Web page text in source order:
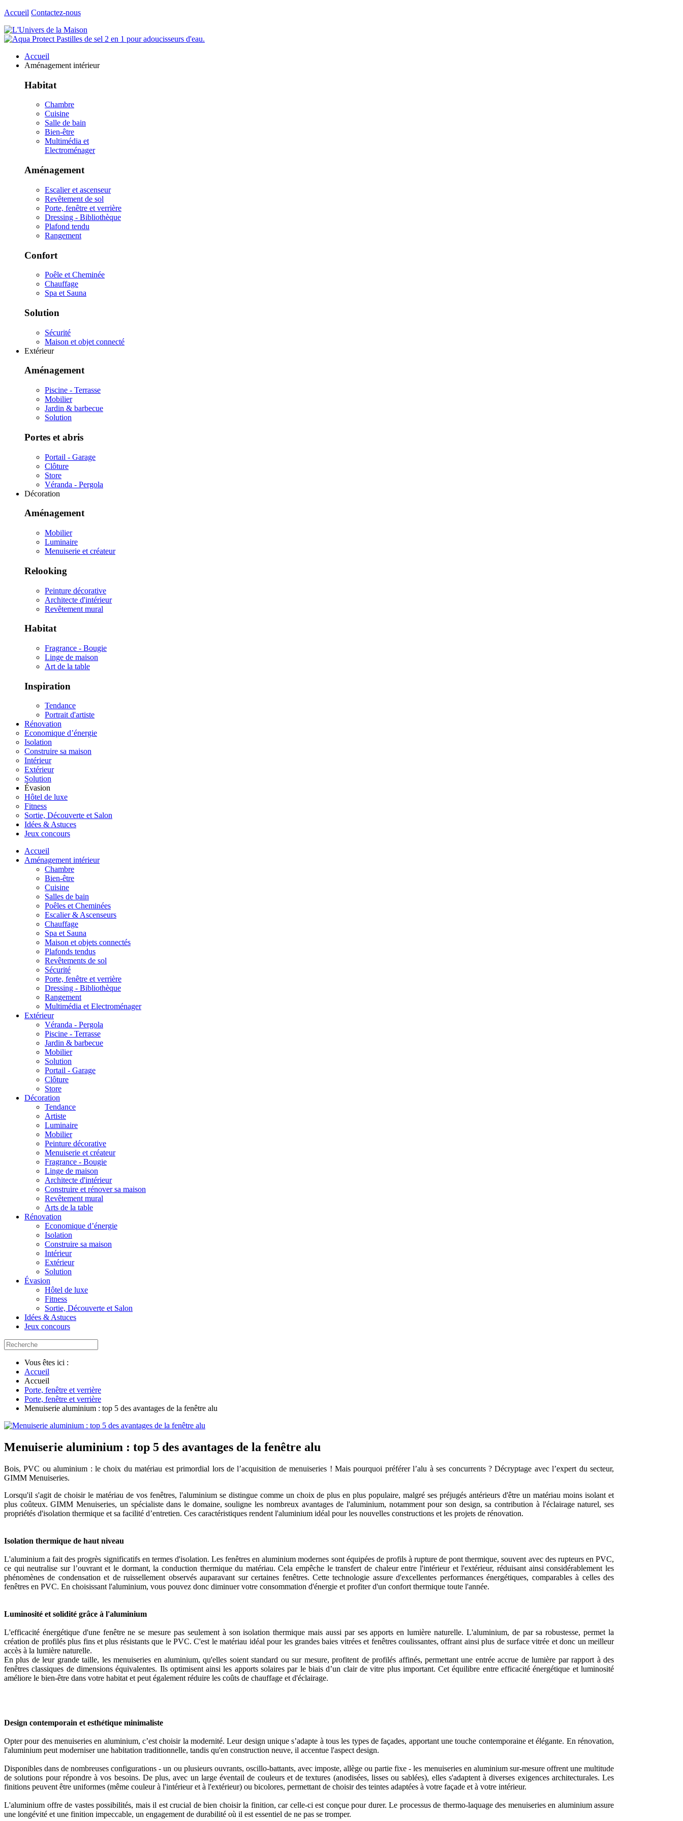
Accueil Contactez-nous
Accueil
Aménagement intérieur
Habitat
Chambre
Cuisine
Salle de bain
Bien-être
Multimédia et
Electroménager
Aménagement
Escalier et ascenseur
Revêtement de sol
Porte, fenêtre et verrière
Dressing - Bibliothèque
Plafond tendu
Rangement
Confort
Poêle et Cheminée
Chauffage
Spa et Sauna
Solution
Sécurité
Maison et objet connecté
Extérieur
Aménagement
Piscine - Terrasse
Mobilier
Jardin & barbecue
Solution
Portes et abris
Portail - Garage
Clôture
Store
Véranda - Pergola
Décoration
Aménagement
Mobilier
Luminaire
Menuiserie et créateur
Relooking
Peinture décorative
Architecte d'intérieur
Revêtement mural
Habitat
Fragrance - Bougie
Linge de maison
Art de la table
Inspiration
Tendance
Portrait d'artiste
Rénovation
Economique d’énergie
Isolation
Construire sa maison
Intérieur
Extérieur
Solution
Évasion
Hôtel de luxe
Fitness
Sortie, Découverte et Salon
Idées & Astuces
Jeux concours
Accueil
Aménagement intérieur
Chambre
Bien-être
Cuisine
Salles de bain
Poêles et Cheminées
Escalier & Ascenseurs
Chauffage
Spa et Sauna
Maison et objets connectés
Plafonds tendus
Revêtements de sol
Sécurité
Porte, fenêtre et verrière
Dressing - Bibliothèque
Rangement
Multimédia et Electroménager
Extérieur
Véranda - Pergola
Piscine - Terrasse
Jardin & barbecue
Mobilier
Solution
Portail - Garage
Clôture
Store
Décoration
Tendance
Artiste
Luminaire
Mobilier
Peinture décorative
Menuiserie et créateur
Fragrance - Bougie
Linge de maison
Architecte d'intérieur
Construire et rénover sa maison
Revêtement mural
Arts de la table
Rénovation
Economique d’énergie
Isolation
Construire sa maison
Intérieur
Extérieur
Solution
Évasion
Hôtel de luxe
Fitness
Sortie, Découverte et Salon
Idées & Astuces
Jeux concours
Vous êtes ici :
Accueil
Accueil
Porte, fenêtre et verrière
Porte, fenêtre et verrière
Menuiserie aluminium : top 5 des avantages de la fenêtre alu
Menuiserie aluminium : top 5 des avantages de la fenêtre alu
Bois, PVC ou aluminium : le choix du matériau est primordial lors de l’acquisition de menuiseries ! Mais pourquoi préférer l’alu à ses concurrents ? Décryptage avec l’expert du secteur,
GIMM Menuiseries.
Lorsqu'il s'agit de choisir le matériau de vos fenêtres, l'aluminium se distingue comme un choix de plus en plus populaire, malgré ses préjugés antérieurs d'être un matériau moins isolant et
plus coûteux. GIMM Menuiseries, un spécialiste dans le domaine, souligne les nombreux avantages de l'aluminium, notamment pour son design, sa contribution à l'éclairage naturel, ses
propriétés d'isolation thermique et sa facilité d’entretien. Ces caractéristiques rendent l'aluminium idéal pour les nouvelles constructions et les projets de rénovation.
Isolation thermique de haut niveau
L'aluminium a fait des progrès significatifs en termes d'isolation. Les fenêtres en aluminium modernes sont équipées de profils à rupture de pont thermique, souvent avec des rupteurs en PVC,
ce qui neutralise sur l’ouvrant et le dormant, la conduction thermique du matériau. Cela empêche le transfert de chaleur entre l'intérieur et l'extérieur, réduisant ainsi considérablement les
phénomènes de condensation et de ruissellement observés auparavant sur certaines fenêtres. Cette technologie assure d'excellentes performances énergétiques, comparables à celles des
fenêtres en PVC. En choisissant l'aluminium, vous pouvez donc diminuer votre consommation d'énergie et profiter d'un confort thermique toute l'année.
Luminosité et solidité grâce à l'aluminium
L'efficacité énergétique d'une fenêtre ne se mesure pas seulement à son isolation thermique mais aussi par ses apports en lumière naturelle. L'aluminium, de par sa robustesse, permet la
création de profilés plus fins et plus résistants que le PVC. C'est le matériau idéal pour les grandes baies vitrées et fenêtres coulissantes, offrant ainsi plus de surface vitrée et donc un meilleur
accès à la lumière naturelle.
En plus de leur grande taille, les menuiseries en aluminium, qu'elles soient standard ou sur mesure, profitent de profilés affinés, permettant une entrée accrue de lumière par rapport à des
fenêtres classiques de dimensions équivalentes. Ils optimisent ainsi les apports solaires par le biais d’un clair de vitre plus important. Cet équilibre entre efficacité énergétique et luminosité
améliore le bien-être dans votre habitat et peut également réduire les coûts de chauffage et d'éclairage.
Design contemporain et esthétique minimaliste
Opter pour des menuiseries en aluminium, c’est choisir la modernité. Leur design unique s’adapte à tous les types de façades, apportant une touche contemporaine et élégante. En rénovation,
l'aluminium peut moderniser une habitation traditionnelle, tandis qu'en construction neuve, il accentue l'aspect design.
Disponibles dans de nombreuses configurations - un ou plusieurs ouvrants, oscillo-battants, avec imposte, allège ou partie fixe - les menuiseries en aluminium sur-mesure offrent une multitude
de solutions pour répondre à vos besoins. De plus, avec un large éventail de couleurs et de textures (anodisées, lisses ou sablées), elles s'adaptent à diverses exigences architecturales. Les
finitions peuvent être uniformes (même couleur à l'intérieur et à l'extérieur) ou bicolores, permettant de choisir des teintes adaptées à votre façade et à votre intérieur.
L'aluminium offre de vastes possibilités, mais il est crucial de bien choisir la finition, car celle-ci est conçue pour durer. Le processus de thermo-laquage des menuiseries en aluminium assure
une longévité et une finition impeccable, un engagement de durabilité où il est essentiel de ne pas se tromper.